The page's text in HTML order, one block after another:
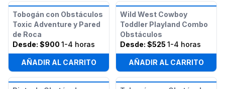
Tobogán con Obstáculos
Toxic Adventure y Pared
de Roca
Desde: $900 1-4 horas
AÑADIR AL CARRITO
Wild West Cowboy
Toddler Playland Combo
Obstáculos
Desde: $525 1-4 horas
AÑADIR AL CARRITO